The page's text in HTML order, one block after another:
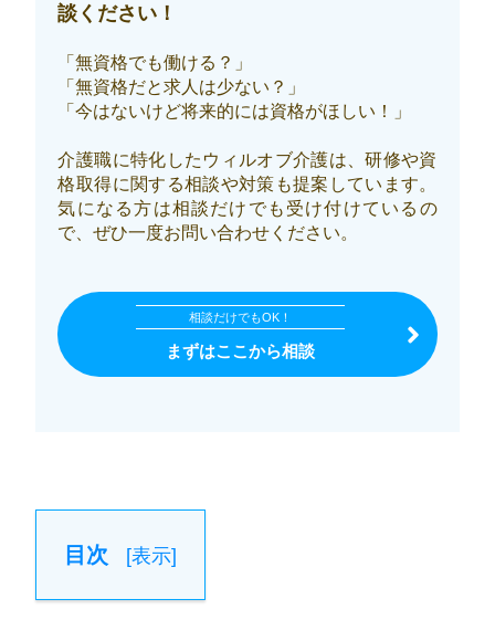
談ください！
「無資格でも働ける？」
「無資格だと求人は少ない？」
「今はないけど将来的には資格がほしい！」
介護職に特化したウィルオブ介護は、研修や資
格取得に関する相談や対策も提案しています。
気になる方は相談だけでも受け付けているの
で、ぜひ一度お問い合わせください。
相談だけでもOK！
まずはここから相談
目次 [表示]